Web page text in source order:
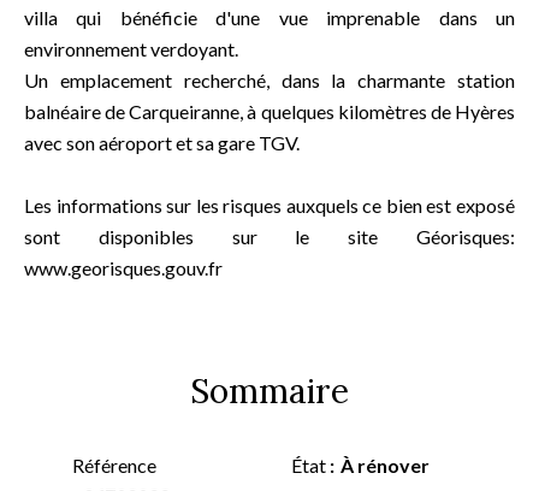
villa qui bénéficie d'une vue imprenable dans un
environnement verdoyant.
Un emplacement recherché, dans la charmante station
balnéaire de Carqueiranne, à quelques kilomètres de Hyères
avec son aéroport et sa gare TGV.
Les informations sur les risques auxquels ce bien est exposé
sont disponibles sur le site Géorisques:
www.georisques.gouv.fr
Sommaire
Référence
État À rénover